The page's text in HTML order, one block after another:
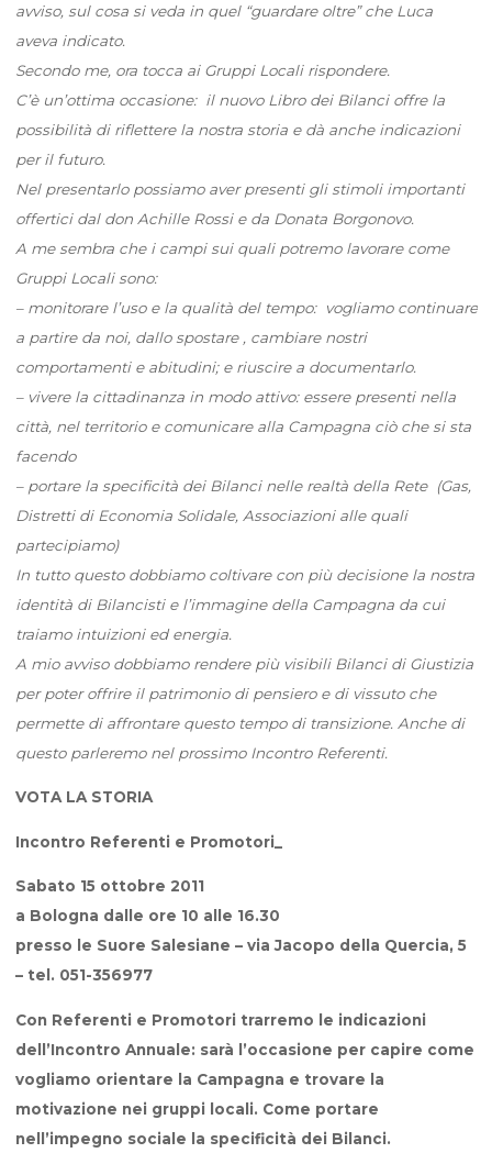
avviso, sul cosa si veda in quel “guardare oltre” che Luca
aveva indicato.
Secondo me, ora tocca ai Gruppi Locali rispondere.
C’è un’ottima occasione: il nuovo Libro dei Bilanci offre la
possibilità di riflettere la nostra storia e dà anche indicazioni
per il futuro.
Nel presentarlo possiamo aver presenti gli stimoli importanti
offertici dal don Achille Rossi e da Donata Borgonovo.
A me sembra che i campi sui quali potremo lavorare come
Gruppi Locali sono:
– monitorare l’uso e la qualità del tempo: vogliamo continuare
a partire da noi, dallo spostare , cambiare nostri
comportamenti e abitudini; e riuscire a documentarlo.
– vivere la cittadinanza in modo attivo: essere presenti nella
città, nel territorio e comunicare alla Campagna ciò che si sta
facendo
– portare la specificità dei Bilanci nelle realtà della Rete (Gas,
Distretti di Economia Solidale, Associazioni alle quali
partecipiamo)
In tutto questo dobbiamo coltivare con più decisione la nostra
identità di Bilancisti e l’immagine della Campagna da cui
traiamo intuizioni ed energia.
A mio avviso dobbiamo rendere più visibili Bilanci di Giustizia
per poter offrire il patrimonio di pensiero e di vissuto che
permette di affrontare questo tempo di transizione. Anche di
questo parleremo nel prossimo Incontro Referenti.
VOTA LA STORIA
Incontro Referenti e Promotori_
Sabato 15 ottobre 2011
a Bologna dalle ore 10 alle 16.30
presso le Suore Salesiane – via Jacopo della Quercia, 5
– tel. 051-356977
Con Referenti e Promotori trarremo le indicazioni
dell’Incontro Annuale: sarà l’occasione per capire come
vogliamo orientare la Campagna e trovare la
motivazione nei gruppi locali. Come portare
nell’impegno sociale la specificità dei Bilanci.